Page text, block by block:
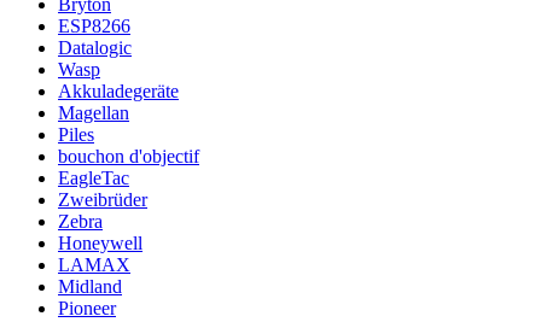
Bryton
ESP8266
Datalogic
Wasp
Akkuladegeräte
Magellan
Piles
bouchon d'objectif
EagleTac
Zweibrüder
Zebra
Honeywell
LAMAX
Midland
Pioneer